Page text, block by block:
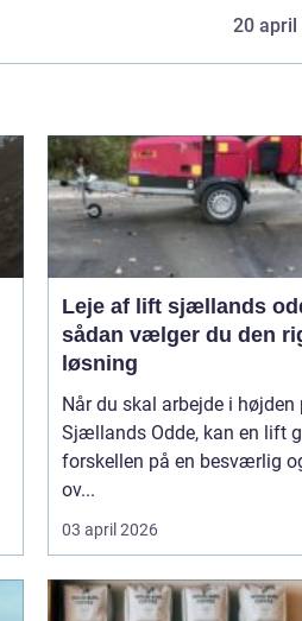
20 april
Leje af lift sjællands
sådan vælger du den
løsning
Når du skal arbejde i højden
Sjællands Odde, kan en lift
forskellen på en besværlig
ov...
03 april 2026